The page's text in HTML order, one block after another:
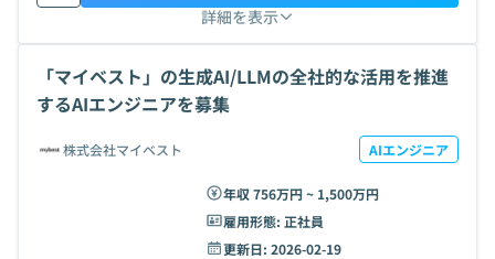
詳細を表示
「マイベスト」の生成AI/LLMの全社的な活用を推進
するAIエンジニアを募集
株式会社マイベスト AIエンジニア
年収 756万円 ~ 1,500万円
雇用形態: 正社員
更新日: 2026-02-19